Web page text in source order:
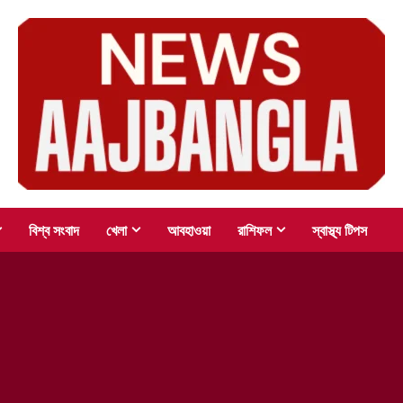
বিশ্ব সংবাদ খেলা আবহাওয়া রাশিফল স্বাস্থ্য টিপস